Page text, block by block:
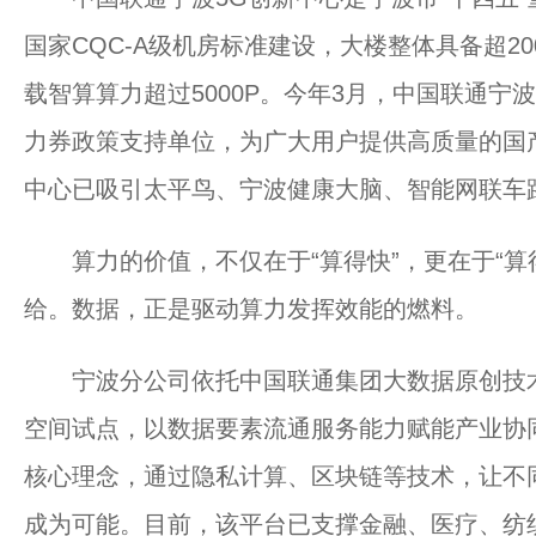
国家CQC-A级机房标准建设，大楼整体具备超
载智算算力超过5000P。今年3月，中国联通宁
力券政策支持单位，为广大用户提供高质量的
中心已吸引太平鸟、宁波健康大脑、智能网联
算力的价值，不仅在于“算得快”，更在于“
给。数据，正是驱动算力发挥效能的燃料。
宁波分公司依托中国联通集团大数据原创技
空间试点，以数据要素流通服务能力赋能产业协
核心理念，通过隐私计算、区块链等技术，让
成为可能。目前，该平台已支撑金融、医疗、